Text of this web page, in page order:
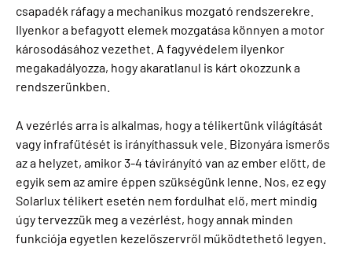
csapadék ráfagy a mechanikus mozgató rendszerekre.
Ilyenkor a befagyott elemek mozgatása könnyen a motor
károsodásához vezethet. A fagyvédelem ilyenkor
megakadályozza, hogy akaratlanul is kárt okozzunk a
rendszerünkben.
A vezérlés arra is alkalmas, hogy a télikertünk világítását
vagy infrafűtését is irányíthassuk vele. Bizonyára ismerős
az a helyzet, amikor 3-4 távirányító van az ember előtt, de
egyik sem az amire éppen szükségünk lenne. Nos, ez egy
Solarlux télikert esetén nem fordulhat elő, mert mindig
úgy tervezzük meg a vezérlést, hogy annak minden
funkciója egyetlen kezelőszervről működtethető legyen.